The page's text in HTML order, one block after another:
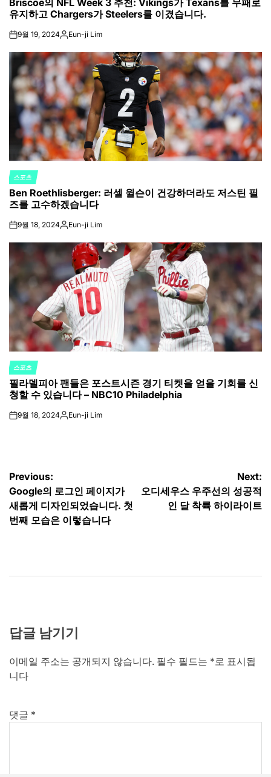
IN
Briscoe의 NFL Week 3 추천: Vikings가 Texans를 무패로
유지하고 Chargers가 Steelers를 이겼습니다.
on9월 19, 2024Posted
Eun-ji Lim
POSTED
IN
스포츠
Ben Roethlisberger: 러셀 윌슨이 건강하더라도 저스틴 필
즈를 고수하겠습니다
on9월 18, 2024Posted
Eun-ji Lim
POSTED
IN
스포츠
필라델피아 팬들은 포스트시즌 경기 티켓을 얻을 기회를 신
청할 수 있습니다 – NBC10 Philadelphia
on9월 18, 2024Posted
Eun-ji Lim
글
탐
색
Previous:
Google의 로그인 페이지가
새롭게 디자인되었습니다. 첫
번째 모습은 이렇습니다
Next:
오디세우스 우주선의 성공적
인 달 착륙 하이라이트
답글 남기기
이메일 주소는 공개되지 않습니다. 필수 필드는 *로 표시됩
니다
댓글 *